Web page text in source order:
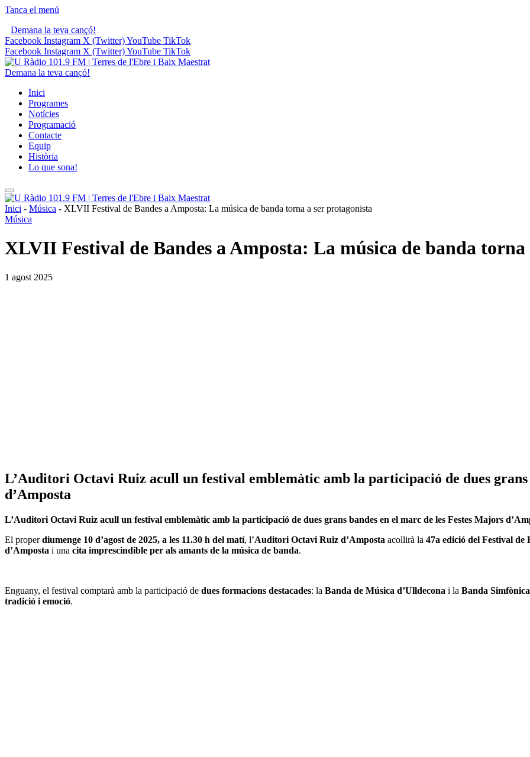
Tanca el menú
Demana la teva cançó!
Facebook Instagram X (Twitter)YouTube TikTok
Facebook Instagram X (Twitter)YouTube TikTok
Demana la teva cançó!
Inici
Programes
Notícies
Programació
Contacte
Equip
Història
Lo que sona!
Inici - Música - XLVII Festival de Bandes a Amposta: La música de banda torna a ser protagonista
Música
XLVII Festival de Bandes a Amposta: La música de banda
1 agost 2025
L’Auditori Octavi Ruiz acull un festival emblemàtic amb la participació de dues grans
d’Amposta
L’Auditori Octavi Ruiz acull un festival emblemàtic amb la participació de dues grans bandes en el marc de les Festes Majors
El properdiumenge 10 d’agost de 2025, a les 11.30 h del matí, l’Auditori Octavi Ruiz d’Amposta acollirà la 47a edició del Festival de
d’Amposta i una cita imprescindible per als amants de la música de banda.
Enguany, el festival comptarà amb la participació de dues formacions destacades: la Banda de Música d’Ulldecona i la Banda
tradició i emoció.